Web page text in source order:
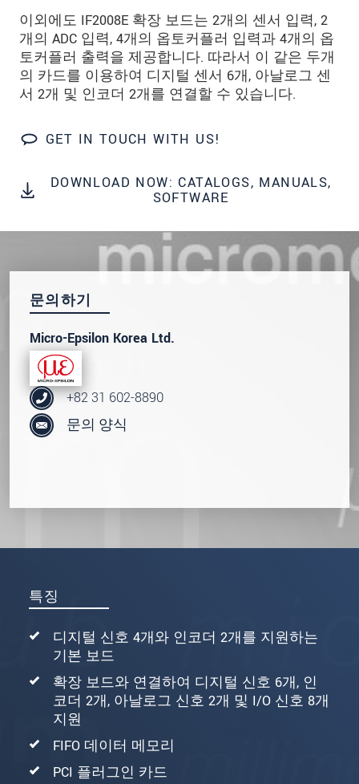
이외에도 IF2008E 확장 보드는 2개의 센서 입력, 2
개의 ADC 입력, 4개의 옵토커플러 입력과 4개의 옵
토커플러 출력을 제공합니다. 따라서 이 같은 두개
의 카드를 이용하여 디지털 센서 6개, 아날로그 센
서 2개 및 인코더 2개를 연결할 수 있습니다.
GET IN TOUCH WITH US!
DOWNLOAD NOW: CATALOGS, MANUALS,
SOFTWARE
특징
디지털 신호 4개와 인코더 2개를 지원하는
기본 보드
확장 보드와 연결하여 디지털 신호 6개, 인
코더 2개, 아날로그 신호 2개 및 I/O 신호 8개
지원
FIFO 데이터 메모리
PCI 플러그인 카드
문의하기
Micro-Epsilon Korea Ltd.
+82 31 602-8890
문의 양식